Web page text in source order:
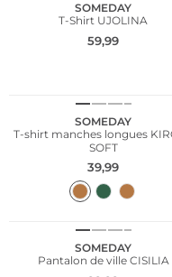
SOMEDAY
T-Shirt UJOLINA
59,99
SOMEDAY
T-shirt manches longues
SOFT
39,99
SOMEDAY
Pantalon de ville CISILIA